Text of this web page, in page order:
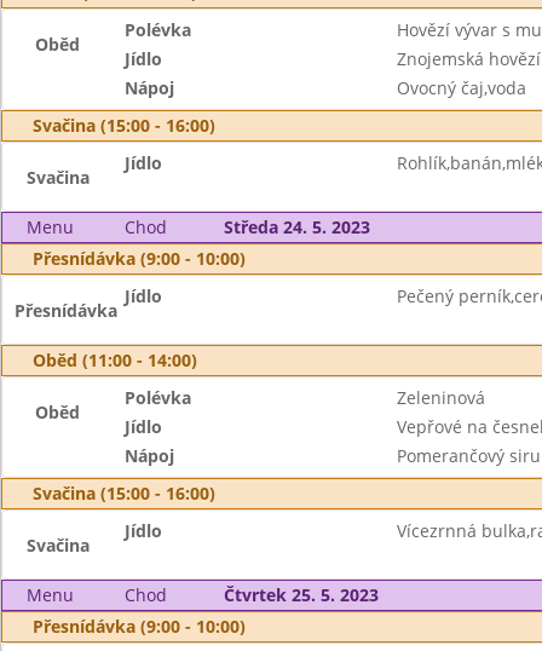
Oběd
Polévka
Hovězí vývar s
Jídlo
Znojemská
Nápoj
Ovocný čaj,voda
Svačina (15:00 - 16:00)
Svačina
Jídlo
Menu Chod
Středa 24. 5. 2023
Přesnídávka (9:00 - 10:00)
Přesnídávka
Jídlo Pečený
Oběd (11:00 - 14:00)
Oběd
Polévka
Zeleninová
Jídlo
Vepřové na
Nápoj
Pomerančový
Svačina (15:00 - 16:00)
Svačina
Jídlo Vícezrnná
Menu Chod
Čtvrtek 25. 5. 2023
Přesnídávka (9:00 - 10:00)